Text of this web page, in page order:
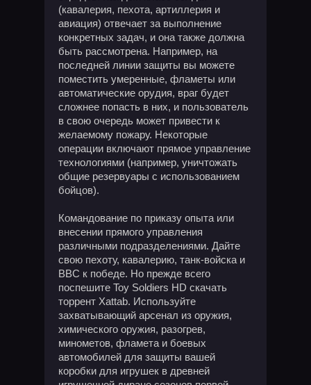
(кавалерия, пехота, артиллерия и
авиация) отвечает за выполнение
конкретных задач, и она также должна
быть рассмотрена. Например, на
последней линии защиты вы можете
поместить умеренные, фламеты или
автоматические орудия, враг будет
сложнее попасть в них, и пользователь
в свою очередь может привести к
желаемому пожару. Некоторые
операции включают прямое управление
технологиями (например, уничтожать
общие резервуары с использованием
бойцов).
Командование по приказу опыта или
внесении прямого управления
различными подразделениями. Дайте
свою пехоту, кавалерию, танк-войска и
ВВС к победе. Но прежде всего
поспешите Toy Soldiers HD скачать
торрент Xattab. Используйте
захватывающий арсенал из оружия,
химического оружия, разогрев,
минометов, фламета и боевых
автомобилей для защиты вашей
коробки для игрушек в древней